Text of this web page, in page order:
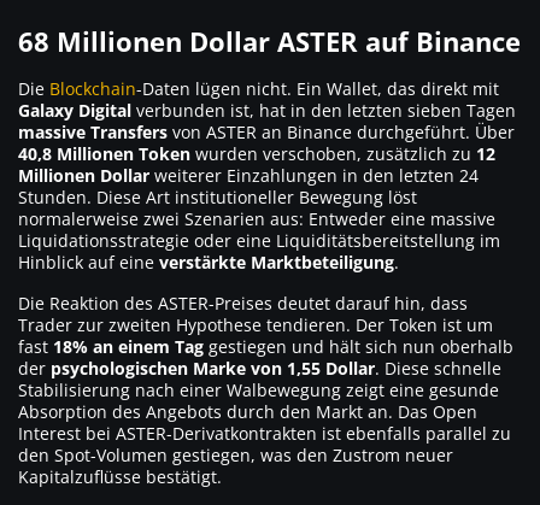
68 Millionen Dollar ASTER auf Binance
Die Blockchain-Daten lügen nicht. Ein Wallet, das direkt mit
Galaxy Digital verbunden ist, hat in den letzten sieben Tagen
massive Transfers von ASTER an Binance durchgeführt. Über
40,8 Millionen Token wurden verschoben, zusätzlich zu 12
Millionen Dollar weiterer Einzahlungen in den letzten 24
Stunden. Diese Art institutioneller Bewegung löst
normalerweise zwei Szenarien aus: Entweder eine massive
Liquidationsstrategie oder eine Liquiditätsbereitstellung im
Hinblick auf eine verstärkte Marktbeteiligung.
Die Reaktion des ASTER-Preises deutet darauf hin, dass
Trader zur zweiten Hypothese tendieren. Der Token ist um
fast 18% an einem Tag gestiegen und hält sich nun oberhalb
der psychologischen Marke von 1,55 Dollar. Diese schnelle
Stabilisierung nach einer Walbewegung zeigt eine gesunde
Absorption des Angebots durch den Markt an. Das Open
Interest bei ASTER-Derivatkontrakten ist ebenfalls parallel zu
den Spot-Volumen gestiegen, was den Zustrom neuer
Kapitalzuflüsse bestätigt.